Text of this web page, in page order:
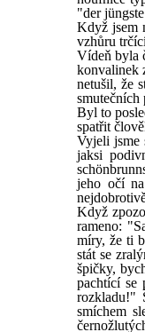
"der
Když jsem
vzhůru
Vídeň byla
konvalinek
netušil, že
smutečních
Byl to
spatřit
Vyjeli jsme
jaksi
jeho očí
Když
rameno:
míry, že ti
stát se
špičky,
pachtící se
rozkladu!"
smíchem